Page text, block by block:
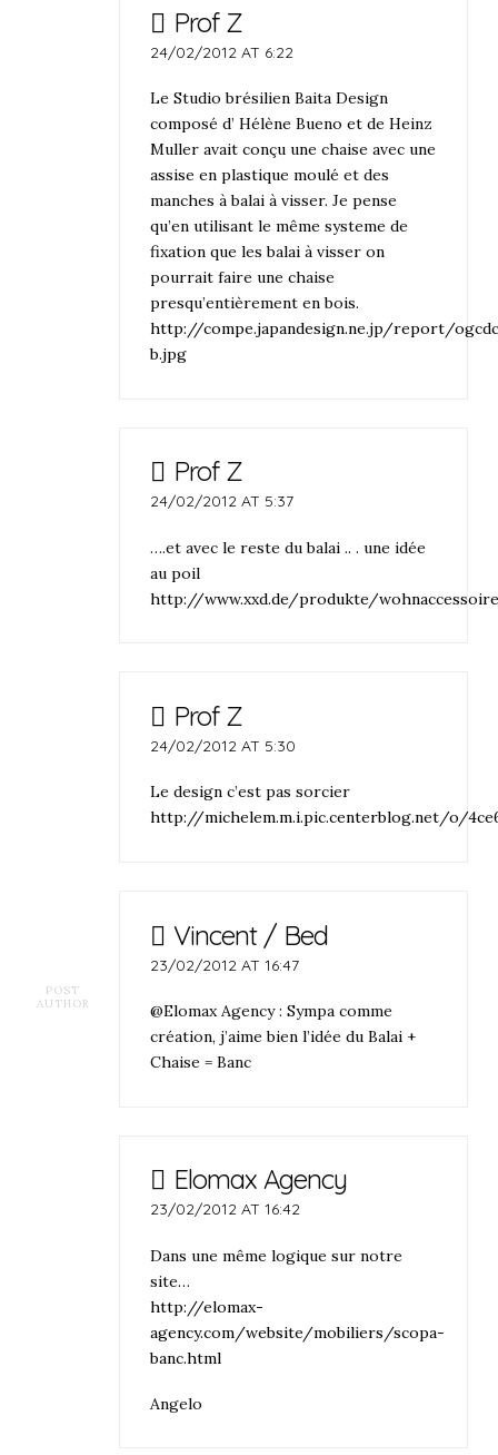
Prof Z
24/02/2012 AT 6:22
Le Studio brésilien Baita Design
composé d’ Hélène Bueno et de Heinz
Muller avait conçu une chaise avec une
assise en plastique moulé et des
manches à balai à visser. Je pense
qu’en utilisant le même systeme de
fixation que les balai à visser on
pourrait faire une chaise
presqu’entièrement en bois.
http://compe.japandesign.ne.jp/report/
b.jpg
Prof Z
24/02/2012 AT 5:37
….et avec le reste du balai .. . une idée
au poil
http://www.xxd.de/produkte/
Prof Z
24/02/2012 AT 5:30
Le design c’est pas sorcier
http://michelem.m.i.pic.centerblog.net/o/
POST
AUTHOR
Vincent / Bed
23/02/2012 AT 16:47
@Elomax Agency : Sympa comme
création, j’aime bien l’idée du Balai +
Chaise = Banc
Elomax Agency
23/02/2012 AT 16:42
Dans une même logique sur notre
site…
http://elomax-
agency.com/website/mobiliers/scopa-
banc.html
Angelo